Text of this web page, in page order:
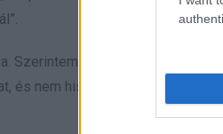
Szerintem inkább most kellene
és nem hiszem, hogy életem